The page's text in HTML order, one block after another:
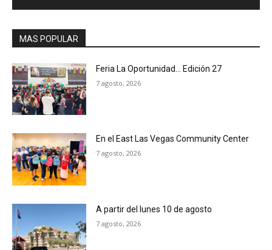
MAS POPULAR
Feria La Oportunidad… Edición 27
7 agosto, 2026
En el East Las Vegas Community Center
7 agosto, 2026
A partir del lunes 10 de agosto
7 agosto, 2026